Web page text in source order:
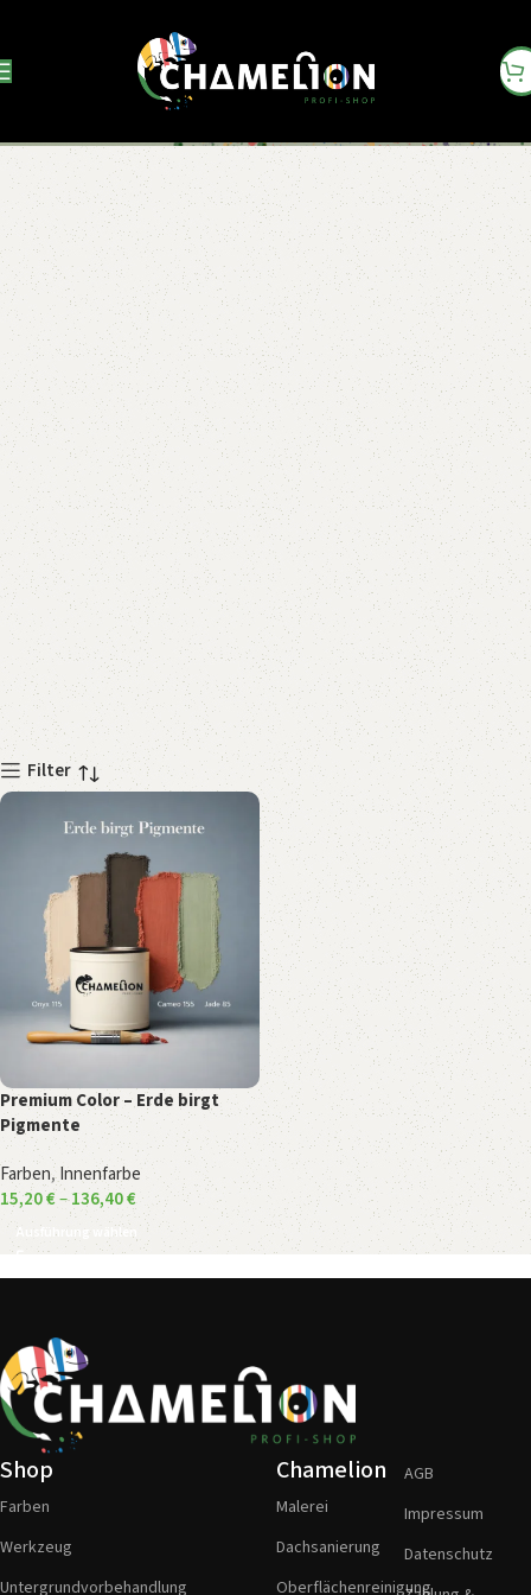
Palazzo 65
Filter
Premium Color – Erde birgt
Pigmente
Farben,Innenfarbe
15,20€–136,40€
Ausführung wählen
Shop
Farben
Werkzeug
Untergrundvorbehandlung
Chamelion
Malerei
Dachsanierung
Oberflächenreinigung
AGB
Impressum
Datenschutz